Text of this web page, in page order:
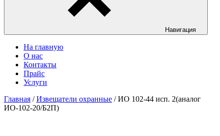
Навигация
На главную
О нас
Контакты
Прайс
Услуги
Главная /Извещатели охранные / ИО 102-44 исп. 2(аналог
ИО-102-20/Б2П)